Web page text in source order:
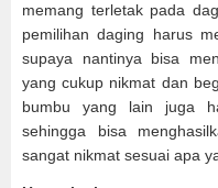
memang terletak pada
pemilihan daging harus
supaya nantinya bisa
yang cukup nikmat dan
bumbu yang lain juga
sehingga bisa
sangat nikmat sesuai apa